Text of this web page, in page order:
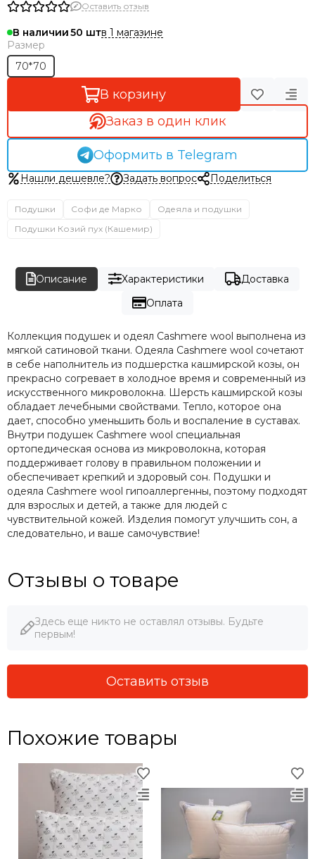
Оставить отзыв
В наличии50
в 1 магазине
Размер
70*70
В корзину
Заказ в один клик
Оформить в Telegram
Нашли дешевле? Задать вопрос Поделиться
Подушки Софи де Марко
Одеяла и подушки
Подушки Козий пух (Кашемир)
Описание Характеристики
Доставка
Оплата
Коллекция подушек и одеял Cashmere wool выполнена из
мягкой сатиновой ткани. Одеяла Cashmere wool сочетают
в себе наполнитель из подшерстка кашмирской козы, он
прекрасно согревает в холодное время и современный из
искусственного микроволокна. Шерсть кашмирской козы
обладает лечебными свойствами. Тепло, которое она
дает, способно уменьшить боль и воспаление в суставах.
Внутри подушек Cashmere wool специальная
ортопедическая основа из микроволокна, которая
поддерживает голову в правильном положении и
обеспечивает крепкий и здоровый сон. Подушки и
одеяла Cashmere wool гипоаллергенны, поэтому подходят
для взрослых и детей, а также для людей с
чувствительной кожей. Изделия помогут улучшить сон, а
следовательно, и ваше самочувствие!
Отзывы о товаре
Здесь еще никто не оставлял отзывы. Будьте
первым!
Оставить отзыв
Похожие товары